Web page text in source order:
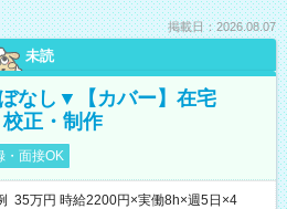
掲載日：2026.08.07
未読
なし▼【カバー】在宅
正・制作
・面接OK
35万円 時給2200円×実働8h×週5日×4